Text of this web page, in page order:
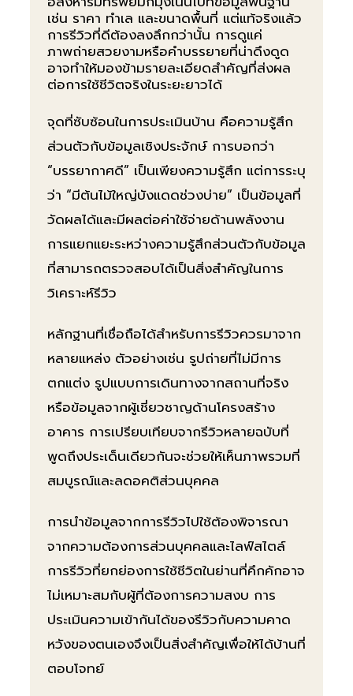
เช่น ราคา ทำเล และขนาดพื้นที่ แต่แท้จริงแล้ว
การรีวิวที่ดีต้องลงลึกกว่านั้น การดูแค่
ภาพถ่ายสวยงามหรือคำบรรยายที่น่าดึงดูด
อาจทำให้มองข้ามรายละเอียดสำคัญที่ส่งผล
ต่อการใช้ชีวิตจริงในระยะยาวได้
จุดที่ซับซ้อนในการประเมินบ้าน คือความรู้สึก
ส่วนตัวกับข้อมูลเชิงประจักษ์ การบอกว่า
“บรรยากาศดี” เป็นเพียงความรู้สึก แต่การระบุ
ว่า “มีต้นไม้ใหญ่บังแดดช่วงบ่าย” เป็นข้อมูลที่
วัดผลได้และมีผลต่อค่าใช้จ่ายด้านพลังงาน
การแยกแยะระหว่างความรู้สึกส่วนตัวกับข้อมูล
ที่สามารถตรวจสอบได้เป็นสิ่งสำคัญในการ
วิเคราะห์รีวิว
หลักฐานที่เชื่อถือได้สำหรับการรีวิวควรมาจาก
หลายแหล่ง ตัวอย่างเช่น รูปถ่ายที่ไม่มีการ
ตกแต่ง รูปแบบการเดินทางจากสถานที่จริง
หรือข้อมูลจากผู้เชี่ยวชาญด้านโครงสร้าง
อาคาร การเปรียบเทียบจากรีวิวหลายฉบับที่
พูดถึงประเด็นเดียวกันจะช่วยให้เห็นภาพรวมที่
สมบูรณ์และลดอคติส่วนบุคคล
การนำข้อมูลจากการรีวิวไปใช้ต้องพิจารณา
จากความต้องการส่วนบุคคลและไลฟ์สไตล์
การรีวิวที่ยกย่องการใช้ชีวิตในย่านที่คึกคักอาจ
ไม่เหมาะสมกับผู้ที่ต้องการความสงบ การ
ประเมินความเข้ากันได้ของรีวิวกับความคาด
หวังของตนเองจึงเป็นสิ่งสำคัญเพื่อให้ได้บ้านที่
ตอบโจทย์